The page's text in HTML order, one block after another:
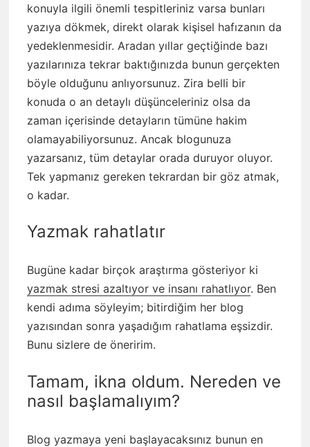
konuyla ilgili önemli tespitleriniz varsa bunları
yazıya dökmek, direkt olarak kişisel hafızanın da
yedeklenmesidir. Aradan yıllar geçtiğinde bazı
yazılarınıza tekrar baktığınızda bunun gerçekten
böyle olduğunu anlıyorsunuz. Zira belli bir
konuda o an detaylı düşünceleriniz olsa da
zaman içerisinde detayların tümüne hakim
olamayabiliyorsunuz. Ancak blogunuza
yazarsanız, tüm detaylar orada duruyor oluyor.
Tek yapmanız gereken tekrardan bir göz atmak,
o kadar.
Yazmak rahatlatır
Bugüne kadar birçok araştırma gösteriyor ki
yazmak stresi azaltıyor ve insanı rahatlıyor. Ben
kendi adıma söyleyim; bitirdiğim her blog
yazısından sonra yaşadığım rahatlama eşsizdir.
Bunu sizlere de öneririm.
Tamam, ikna oldum. Nereden ve
nasıl başlamalıyım?
Blog yazmaya yeni başlayacaksınız bunun en